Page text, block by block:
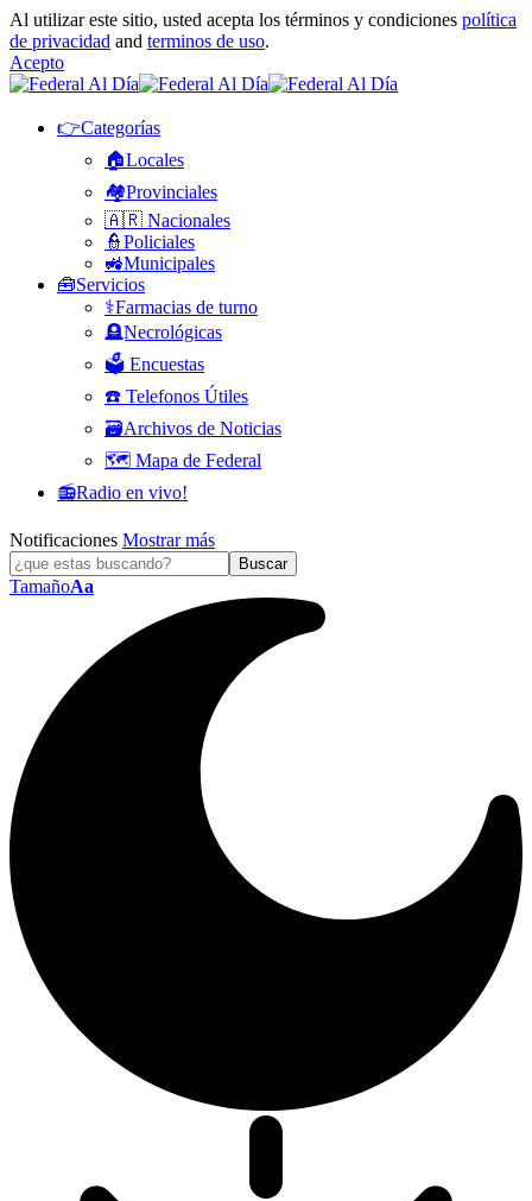
Al utilizar este sitio, usted acepta los términos y condiciones política
de privacidad and terminos de uso.
Acepto
👉Categorías
🏠Locales
🏘️Provinciales
🇦🇷 Nacionales
👮Policiales
🚜Municipales
🧰Servicios
⚕️Farmacias de turno
🪦Necrológicas
🗳️ Encuestas
☎️ Telefonos Útiles
🗃️Archivos de Noticias
🗺️ Mapa de Federal
📻Radio en vivo!
Notificaciones Mostrar más
TamañoAa